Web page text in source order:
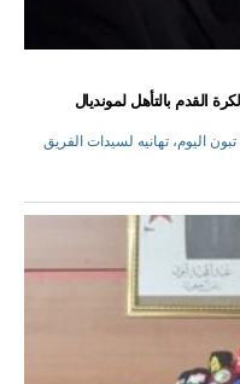
القدم بالتأهل لمونديال
تبون اليوم، تهانيه لسيدات الفريق